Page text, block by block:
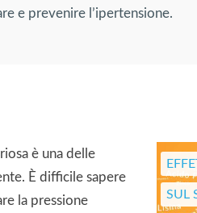
e prevenire l’ipertensione.
è una delle
È difficile sapere
la pressione
SUL